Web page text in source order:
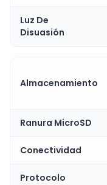
Luz De
Disuasión
Almacenamiento
Ranura MicroSD
Conectividad
Protocolo